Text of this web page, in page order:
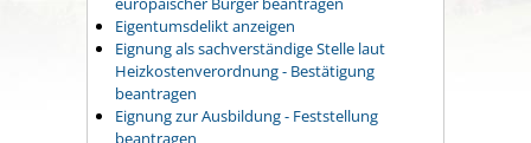
Eigentumsdelikt anzeigen
Eignung als sachverständige Stelle laut
Heizkostenverordnung - Bestätigung
beantragen
Eignung zur Ausbildung - Feststellung
beantragen